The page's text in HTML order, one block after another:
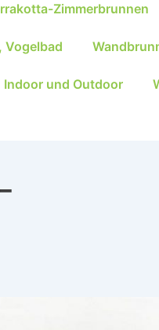
Zimmerbrunnen
Vogelbad
Indoor und Outdoor